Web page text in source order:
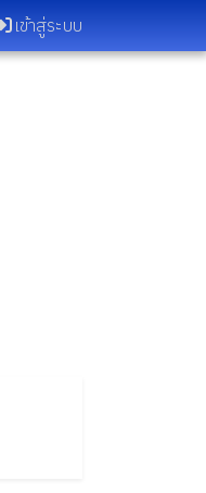
เข้าสู่ระบบ